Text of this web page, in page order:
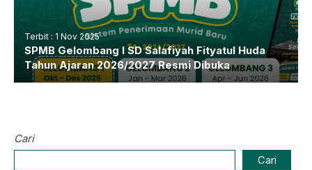
Terbit : 1 Nov 2025
SPMB Gelombang I SD Salafiyah Fityatul Huda
Tahun Ajaran 2026/2027 Resmi Dibuka
Cari
Cari